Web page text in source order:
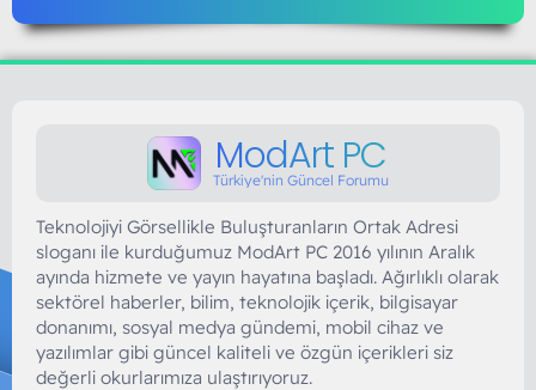
ModArt PC
Türkiye'nin Güncel Forumu
Teknolojiyi Görsellikle Buluşturanların Ortak Adresi
sloganı ile kurduğumuz ModArt PC 2016 yılının Aralık
ayında hizmete ve yayın hayatına başladı. Ağırlıklı olarak
sektörel haberler, bilim, teknolojik içerik, bilgisayar
donanımı, sosyal medya gündemi, mobil cihaz ve
yazılımlar gibi güncel kaliteli ve özgün içerikleri siz
değerli okurlarımıza ulaştırıyoruz.